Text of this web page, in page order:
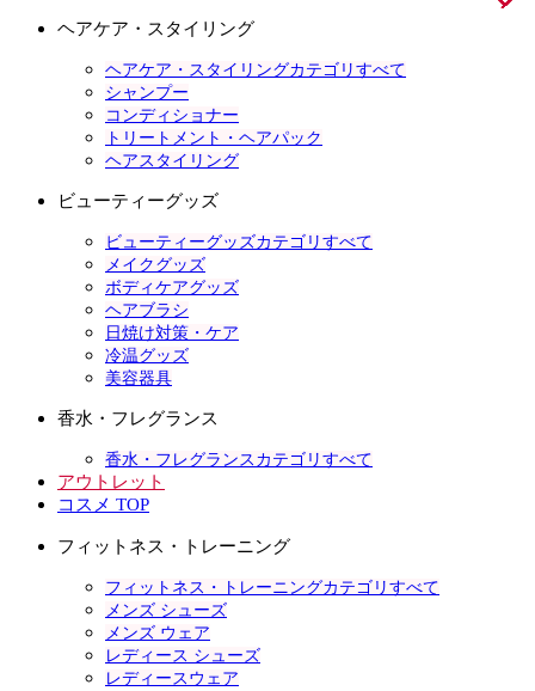
ヘアケア・スタイリング
ヘアケア・スタイリングカテゴリすべて
シャンプー
コンディショナー
トリートメント・ヘアパック
ヘアスタイリング
ビューティーグッズ
ビューティーグッズカテゴリすべて
メイクグッズ
ボディケアグッズ
ヘアブラシ
日焼け対策・ケア
冷温グッズ
美容器具
香水・フレグランス
香水・フレグランスカテゴリすべて
アウトレット
コスメ TOP
フィットネス・トレーニング
フィットネス・トレーニングカテゴリすべて
メンズ シューズ
メンズ ウェア
レディース シューズ
レディースウェア